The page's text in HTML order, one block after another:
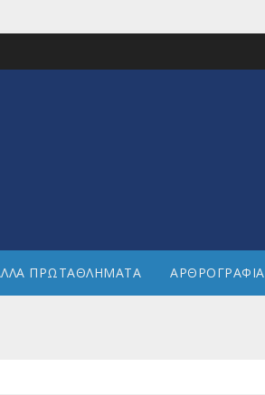
ΠΡΩΤΑΘΛΗΜΑΤΑ ΑΡΘΡΟΓΡΑΦΙΑ